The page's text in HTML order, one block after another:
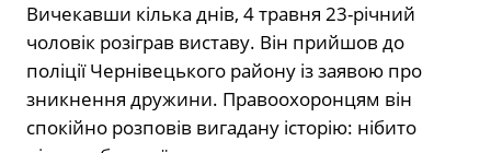
Вичекавши кілька днів, 4 травня 23-річний
чоловік розіграв виставу. Він прийшов до
поліції Чернівецького району із заявою про
зникнення дружини. Правоохоронцям він
спокійно розповів вигадану історію: нібито